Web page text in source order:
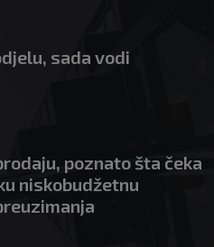
sada vodi
poznato šta čeka
niskobudžetnu